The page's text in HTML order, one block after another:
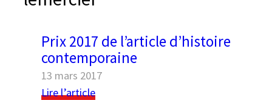
Prix 2017 de l’article d’histoire
contemporaine
13 mars 2017
Lire l’article: